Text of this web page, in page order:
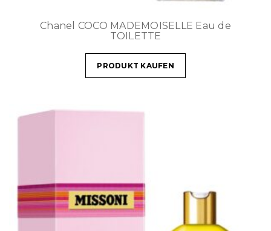
Chanel COCO MADEMOISELLE Eau de
TOILETTE
PRODUKT KAUFEN